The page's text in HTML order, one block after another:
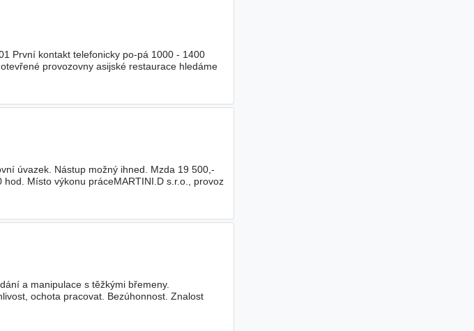
První kontakt telefonicky po-pá 1000 - 1400
provozovny asijské restaurace hledáme
úvazek. Nástup možný ihned. Mzda 19 500,-
Místo výkonu práceMARTINI.D s.r.o., provoz
a manipulace s těžkými břemeny.
ochota pracovat. Bezúhonnost. Znalost